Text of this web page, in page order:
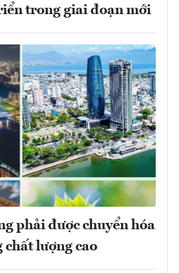
trong giai đoạn mới
phải được chuyển hóa
lượng cao